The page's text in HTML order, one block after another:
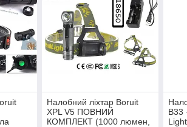
Налобний ліхтар Boruit
XPL V5 ПОВНИЙ
КОМПЛЕКТ (1000 люмен,
B33